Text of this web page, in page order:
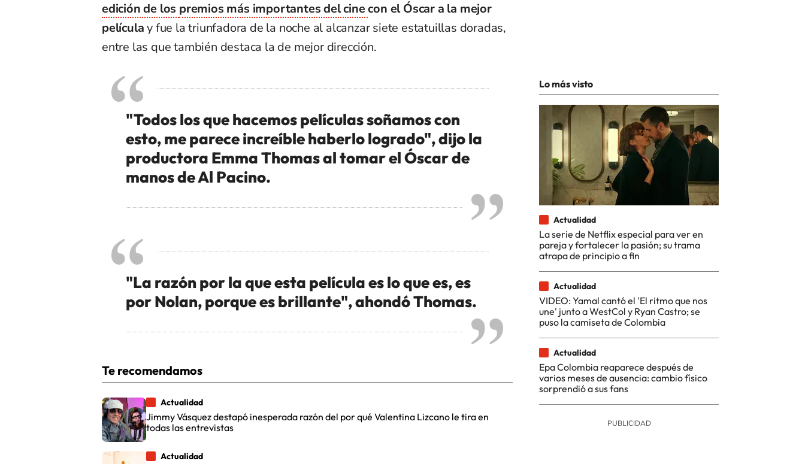
edición de los premios más importantes del cinecon el Óscar a la mejor
películay fue la triunfadora de la noche al alcanzar siete estatuillas doradas,
entre las que también destaca la de mejor dirección.
"Todos los que hacemos películas soñamos con
esto, me parece increíble haberlo logrado", dijo la
productora Emma Thomas al tomar el Óscar de
manos de Al Pacino.
"La razón por la que esta película es lo que es, es
por Nolan, porque es brillante", ahondó Thomas.
Te recomendamos
Actualidad
Jimmy Vásquez destapó inesperada razón del por qué Valentina Lizcano le tira en
todas las entrevistas
Actualidad
Lo más visto
Actualidad
La serie de Netflix especial para ver en
pareja y fortalecer la pasión; su trama
atrapa de principio a fin
Actualidad
VIDEO: Yamal cantó el 'El ritmo que nos
une' junto a WestCol y Ryan Castro; se
puso la camiseta de Colombia
Actualidad
Epa Colombia reaparece después de
varios meses de ausencia: cambio físico
sorprendió a sus fans